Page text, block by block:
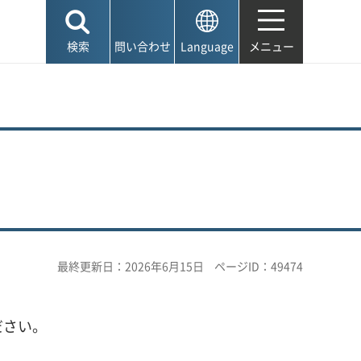
検索 問い合わせ Language メニュー
最終更新日：2026年6月15日 ページID：49474
い。